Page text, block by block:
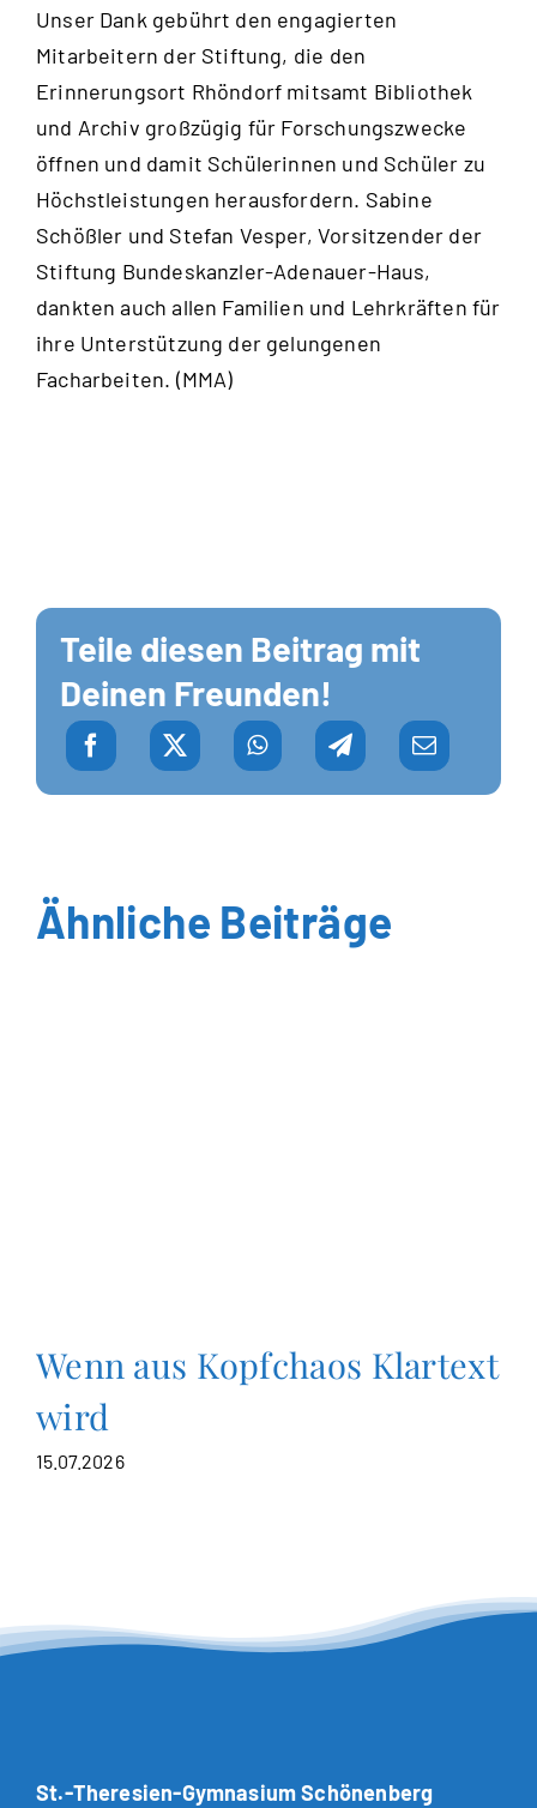
Unser Dank gebührt den engagierten
Mitarbeitern der Stiftung, die den
Erinnerungsort Rhöndorf mitsamt Bibliothek
und Archiv großzügig für Forschungszwecke
öffnen und damit Schülerinnen und Schüler zu
Höchstleistungen herausfordern. Sabine
Schößler und Stefan Vesper, Vorsitzender der
Stiftung Bundeskanzler-Adenauer-Haus,
dankten auch allen Familien und Lehrkräften für
ihre Unterstützung der gelungenen
Facharbeiten. (MMA)
Teile diesen Beitrag mit
Deinen Freunden!
Ähnliche Beiträge
Wenn aus Kopfchaos Klartext
wird
15.07.2026
St.-Theresien-Gymnasium Schönenberg